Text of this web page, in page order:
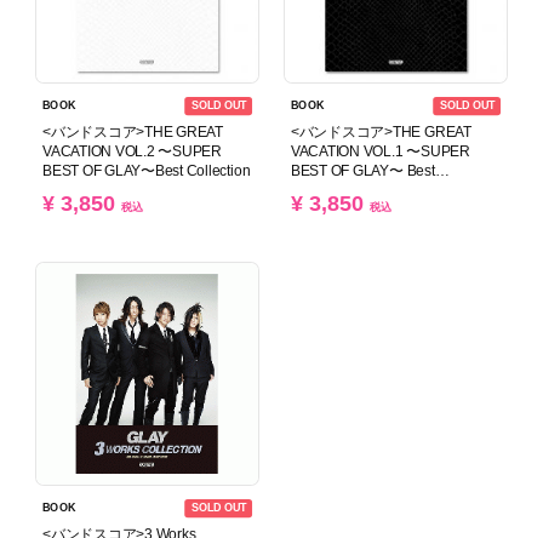
SOLD OUT
BOOK
<バンドスコア>THE GREAT
VACATION VOL.2 〜SUPER
BEST OF GLAY〜Best Collection
¥ 3,850 税込
SOLD OUT
BOOK
<バンドスコア>THE GREAT
VACATION VOL.1 〜SUPER
BEST OF GLAY〜 Best
¥ 3,850 税込
SOLD OUT
BOOK
<バンドスコア>3 Works